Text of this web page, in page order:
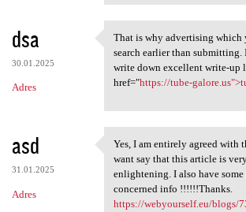
dsa
30.01.2025
Adres
That is why advertising
That is why advertising which
search earlier than
write down excellent write-up
href="https://tube-
asd
31.01.2025
Adres
Yes, I am entirely agreed
Yes, I am entirely agreed with
want say that this article is
enlightening. I also have
concerned info !!!!!!Thanks.
https://webyourself.eu/blogs/